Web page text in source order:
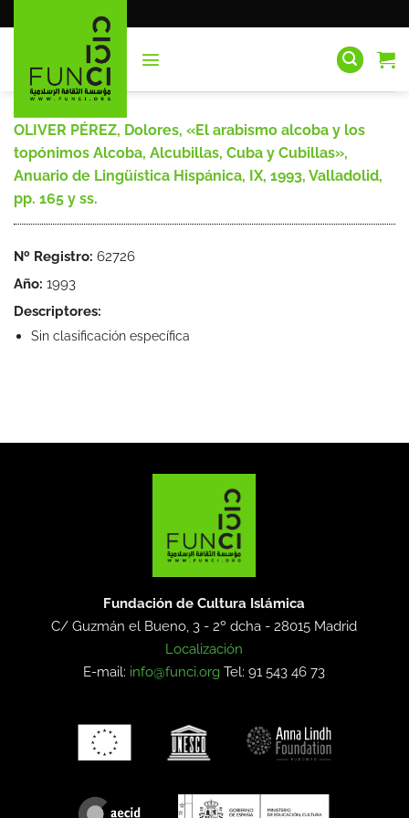
al
OLIVER PÉREZ, Dolores, «El arabismo alcoba y los
topónimos Alcoba, Alcubillas, Cuba y Cubillas»,
Anuario de Lingüística Hispánica, IX, 1993, Valladolid,
pp. 165 y ss.
Nº Registro: 62726
Año: 1993
Descriptores:
Sin clasificación específica
Fundación de Cultura Islámica
C/ Guzmán el Bueno, 3 - 2º dcha -28015 Madrid
Localización
E-mail: info@funci.org Tel: 91 543 46 73